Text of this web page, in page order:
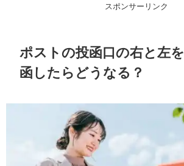
スポンサーリンク
ポストの投函口の右と左
函したらどうなる？